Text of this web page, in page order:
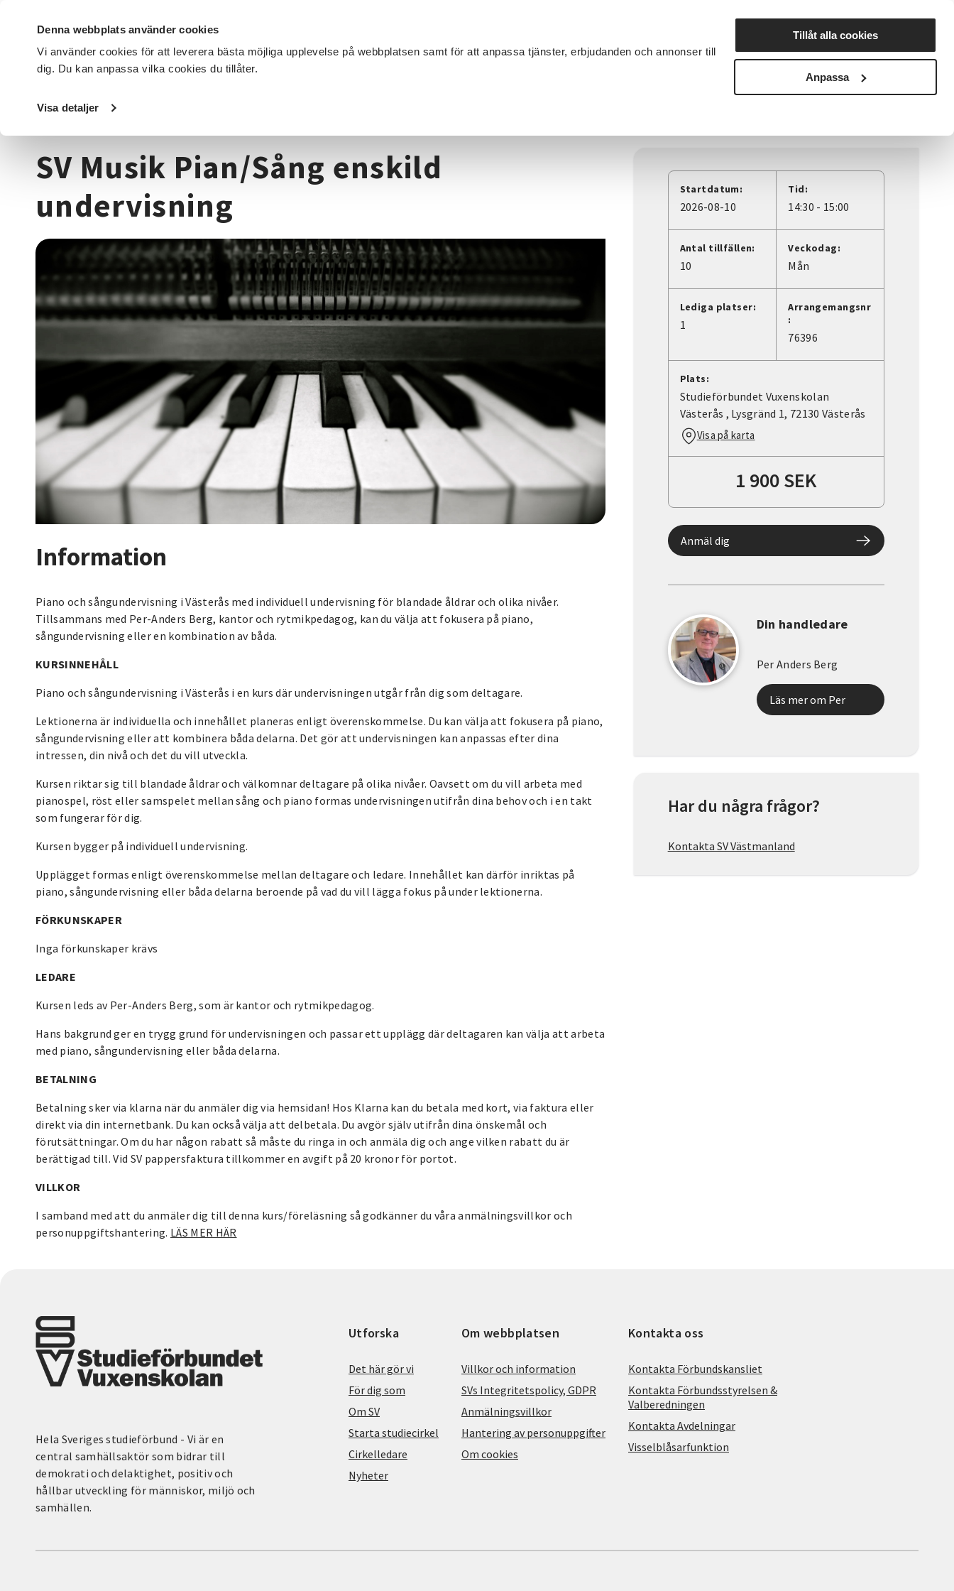
Denna webbplats använder cookies
Vi använder cookies för att leverera bästa möjliga upplevelse på webbplatsen samt för att anpassa tjänster, erbjudanden och annonser till
dig. Du kan anpassa vilka cookies du tillåter.
Visa detaljer
Tillåt alla cookies
Anpassa
DET HÄR GÖR VI FÖR DIG SOM SÖK KURSER OCH EVENEMANG Nyheter Avdelningar
Startsida / Kurser och evenemang
SV Musik Pian/Sång enskild
undervisning
Information
Piano och sångundervisning i Västerås med individuell undervisning för blandade åldrar och olika nivåer.
Tillsammans med Per-Anders Berg, kantor och rytmikpedagog, kan du välja att fokusera på piano,
sångundervisning eller en kombination av båda.
KURSINNEHÅLL
Piano och sångundervisning i Västerås i en kurs där undervisningen utgår från dig som deltagare.
Lektionerna är individuella och innehållet planeras enligt överenskommelse. Du kan välja att fokusera på piano,
sångundervisning eller att kombinera båda delarna. Det gör att undervisningen kan anpassas efter dina
intressen, din nivå och det du vill utveckla.
Kursen riktar sig till blandade åldrar och välkomnar deltagare på olika nivåer. Oavsett om du vill arbeta med
pianospel, röst eller samspelet mellan sång och piano formas undervisningen utifrån dina behov och i en takt
som fungerar för dig.
Kursen bygger på individuell undervisning.
Upplägget formas enligt överenskommelse mellan deltagare och ledare. Innehållet kan därför inriktas på
piano, sångundervisning eller båda delarna beroende på vad du vill lägga fokus på under lektionerna.
FÖRKUNSKAPER
Inga förkunskaper krävs
LEDARE
Kursen leds av Per-Anders Berg, som är kantor och rytmikpedagog.
Hans bakgrund ger en trygg grund för undervisningen och passar ett upplägg där deltagaren kan välja att arbeta
med piano, sångundervisning eller båda delarna.
BETALNING
Betalning sker via klarna när du anmäler dig via hemsidan! Hos Klarna kan du betala med kort, via faktura eller
direkt via din internetbank. Du kan också välja att delbetala. Du avgör själv utifrån dina önskemål och
förutsättningar. Om du har någon rabatt så måste du ringa in och anmäla dig och ange vilken rabatt du är
berättigad till. Vid SV pappersfaktura tillkommer en avgift på 20 kronor för portot.
VILLKOR
I samband med att du anmäler dig till denna kurs/föreläsning så godkänner du våra anmälningsvillkor och
personuppgiftshantering. LÄS MER HÄR
Startdatum:
2026-08-10
Tid:
14:30 - 15:00
Antal tillfällen:
10
Veckodag:
Mån
Lediga platser:
1
Arrangemangsnr
:
76396
Plats:
Studieförbundet Vuxenskolan
Västerås , Lysgränd 1, 72130 Västerås
Visa på karta
1 900 SEK
Anmäl dig
Din handledare
Per Anders Berg
Läs mer om Per
Har du några frågor?
Kontakta SV Västmanland
Hela Sveriges studieförbund - Vi är en
central samhällsaktör som bidrar till
demokrati och delaktighet, positiv och
hållbar utveckling för människor, miljö och
samhällen.
Utforska
Det här gör vi
För dig som
Om SV
Starta studiecirkel
Cirkelledare
Nyheter
Om webbplatsen
Villkor och information
SVs Integritetspolicy, GDPR
Anmälningsvillkor
Hantering av personuppgifter
Om cookies
Kontakta oss
Kontakta Förbundskansliet
Kontakta Förbundsstyrelsen &
Valberedningen
Kontakta Avdelningar
Visselblåsarfunktion